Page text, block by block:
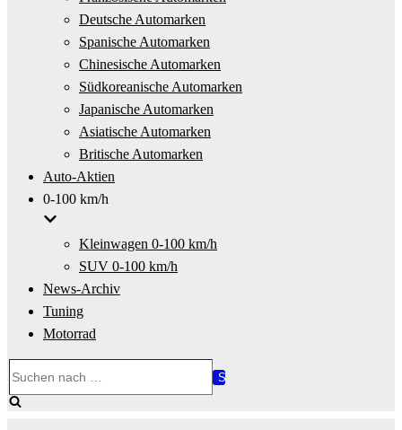
Deutsche Automarken
Spanische Automarken
Chinesische Automarken
Südkoreanische Automarken
Japanische Automarken
Asiatische Automarken
Britische Automarken
Auto-Aktien
0-100 km/h
Kleinwagen 0-100 km/h
SUV 0-100 km/h
News-Archiv
Tuning
Motorrad
nach …